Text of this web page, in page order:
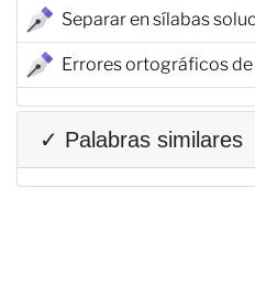
Separar en sílabas
Errores ortográficos
✓ Palabras similares